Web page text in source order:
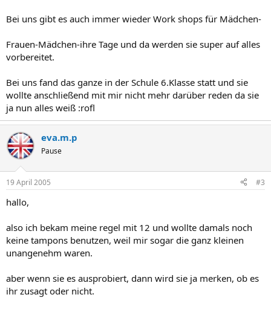
Bei uns gibt es auch immer wieder Work shops für Mädchen-
Frauen-Mädchen-ihre Tage und da werden sie super auf alles
vorbereitet.
Bei uns fand das ganze in der Schule 6.Klasse statt und sie
wollte anschließend mit mir nicht mehr darüber reden da sie
ja nun alles weiß :rofl
eva.m.p
Pause
19 April 2005 #3
hallo,
also ich bekam meine regel mit 12 und wollte damals noch
keine tampons benutzen, weil mir sogar die ganz kleinen
unangenehm waren.
aber wenn sie es ausprobiert, dann wird sie ja merken, ob es
ihr zusagt oder nicht.